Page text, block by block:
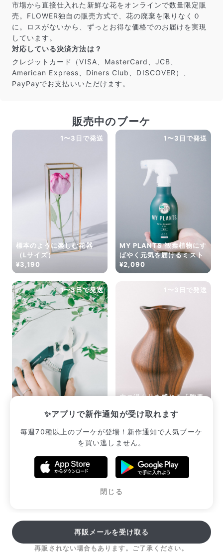
市場から直接仕入れた新鮮な花をオンラインで数量限定販
売。FLOWER独自の販売方式で、花の廃棄を限りなく０
に。ロスがないから、ずっとお得な価格でのお届けを実現
しています。
対応している決済方法は？
クレジットカード（VISA、MasterCard、JCB、
American Express、Diners Club、DISCOVER）、
PayPayでお支払いいただけます。
✨アプリで新作通知が受け取れます
毎週70種以上のブーケが登場！新作通知で人気ブーケ
を買い逃しません。
閉じる
販売中のブーケ
1〜3日で発送
標本のように楽しむ花器
（Lサイズ）
¥3,190
1〜3日で発送
MY PLANTS 観葉植物にす
ばやく元気を届けるミスト
¥2,090
1〜3日で発送 1〜3日で発送
木の温もりを感じる「陶器
¥3,080
販売中のブーケ一覧へ
再販メールを受け取る
再販されない場合もあります。ご了承ください。